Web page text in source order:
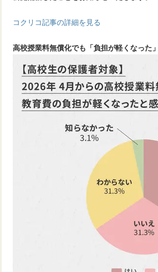
コクリコ記事の詳細を見る
高校授業料無償化でも「負担が軽くなった